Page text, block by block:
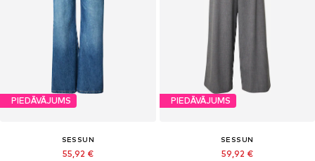
PIEDĀVĀJUMS
SESSUN
55,92 €
PIEDĀVĀJUMS
SESSUN
59,92 €